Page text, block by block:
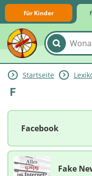
für Kinder
Internet-
Aktuelles
Startseite
F
Facebook
Fake